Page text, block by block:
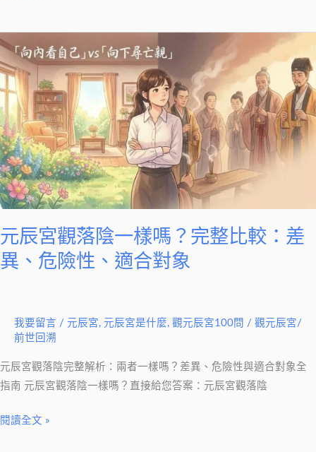
與
拜
拜
忌
全
攻
略
元辰宮觀落陰一樣嗎？完整比較：差
異、危險性、適合對象
我要留言 / 元辰宮, 元辰宮是什麼, 觀元辰宮100問 / 觀元辰宮/
前世回溯
元辰宮觀落陰完整解析：兩者一樣嗎？差異、危險性與適合對象全
指南 元辰宮觀落陰一樣嗎？直接給您答案：元辰宮觀落陰
元
辰
宮
落
陰
一
樣
嗎？
整
比
較：
性、
適
對
閱讀全文 »